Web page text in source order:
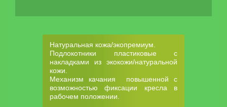
Натуральная кожа/экопремиум.
Подлокотники пластиковые с
накладками из экокожи/натуральной
кожи.
Механизм качания повышенной с
возможностью фиксации кресла в
рабочем положении.